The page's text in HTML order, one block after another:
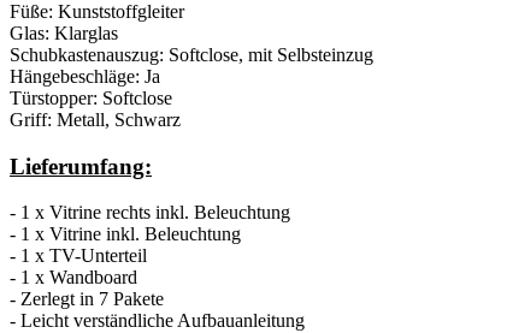
Füße: Kunststoffgleiter
Glas: Klarglas
Schubkastenauszug: Softclose, mit Selbsteinzug
Hängebeschläge: Ja
Türstopper: Softclose
Griff: Metall, Schwarz
Lieferumfang:
- 1 x Vitrine rechts inkl. Beleuchtung
- 1 x Vitrine inkl. Beleuchtung
- 1 x TV-Unterteil
- 1 x Wandboard
- Zerlegt in 7 Pakete
- Leicht verständliche Aufbauanleitung